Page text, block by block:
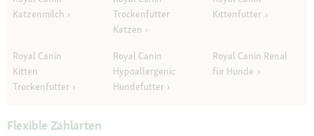
Katzenmilch
Trockenfutter
Katzen
Kittenfutter
Royal Canin
Kitten
Trockenfutter
Royal Canin
Hypoallergenic
Hundefutter
Royal Canin Renal
für Hunde
Flexible Zahlarten